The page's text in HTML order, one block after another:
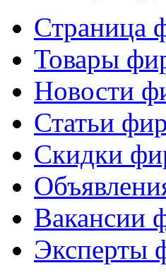
Страница
Товары
Новости
Статьи
Скидки
Вакансии
Эксперты